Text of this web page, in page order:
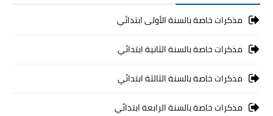
مذكرات خاصة بالسنة الأولى ابتدائي
مذكرات خاصة بالسنة الثانية ابتدائي
مذكرات خاصة بالسنة الثالثة ابتدائي
مذكرات خاصة بالسنة الرابعة ابتدائي